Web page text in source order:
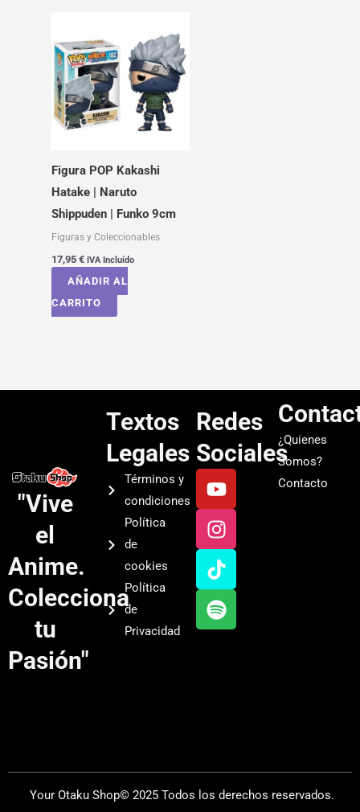
Figura POP Kakashi
Hatake | Naruto
Shippuden | Funko 9cm
Figuras y Coleccionables
17,95 € IVA Incluído
AÑADIR AL
CARRITO
"Vive
el
Anime.
Colecciona
tu
Pasión"
Textos
Legales
Términos y
condiciones
Política
de
cookies
Política
de
Privacidad
Redes
Sociales
Y
o
u
t
u
b
e
I
n
s
t
a
g
r
a
T
i
k
t
o
k
S
p
o
t
i
f
y
¿Quienes
Somos?
Contacto
Your Otaku Shop© 2025 Todos los derechos reservados.